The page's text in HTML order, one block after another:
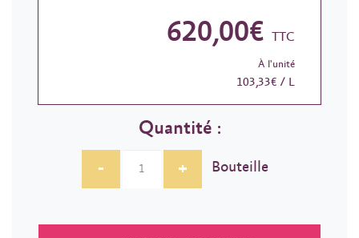
620,00€ TTC
À l'unité
103,33€ / L
Quantité :
-
+ Bouteille